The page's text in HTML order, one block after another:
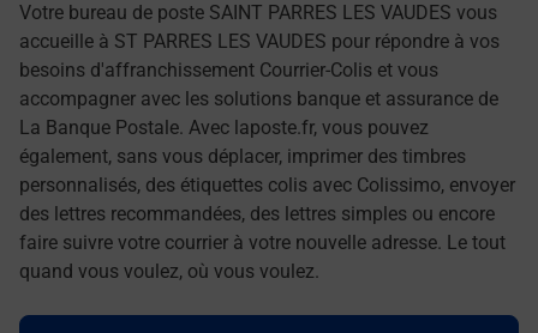
Votre bureau de poste SAINT PARRES LES VAUDES vous
accueille à ST PARRES LES VAUDES pour répondre à vos
besoins d'affranchissement Courrier-Colis et vous
accompagner avec les solutions banque et assurance de
La Banque Postale. Avec laposte.fr, vous pouvez
également, sans vous déplacer, imprimer des timbres
personnalisés, des étiquettes colis avec Colissimo, envoyer
des lettres recommandées, des lettres simples ou encore
faire suivre votre courrier à votre nouvelle adresse. Le tout
quand vous voulez, où vous voulez.